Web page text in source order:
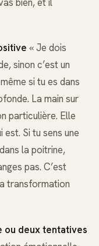
« Je dois
sinon c’est un
si tu es dans
La main sur
particulière. Elle
Si tu sens une
la poitrine,
pas. C’est
transformation
ou deux tentatives